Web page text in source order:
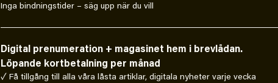
Inga bindningstider – säg upp när du vill
Digital prenumeration + magasinet hem i brevlådan.
Löpande kortbetalning per månad
✓ Få tillgång till alla våra låsta artiklar, digitala nyheter varje vecka